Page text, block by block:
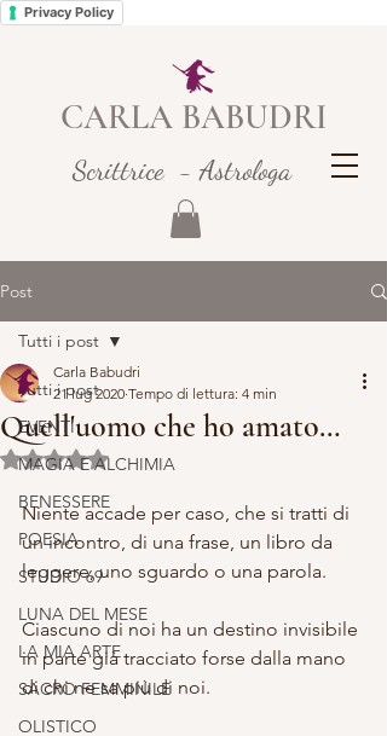
Privacy Policy
CARLA BABUDRI
Scrittrice - Astrologa
Post
Tutti i post
EVENTI
MAGIA E ALCHIMIA
BENESSERE
POESIA
STUDIO 69
LUNA DEL MESE
LA MIA ARTE
SACRO FEMMINILE
OLISTICO
Tutti i post
Quell'uomo che ho amato…
Carla Babudri
21 lug 2020 Tempo di lettura: 4 min
Valutazione NaN stelle su 5.
Niente accade per caso, che si tratti di
un incontro, di una frase, un libro da
leggere, uno sguardo o una parola.
Ciascuno di noi ha un destino invisibile
in parte già tracciato forse dalla mano
di chi ne sa più di noi.